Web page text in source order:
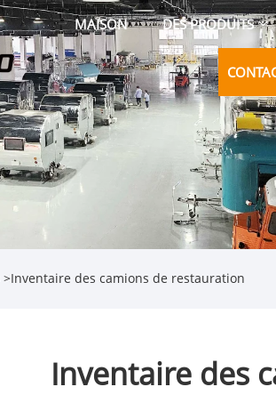
MAISON DES PRODUITS
>Inventaire des camions de restauration
Inventaire des